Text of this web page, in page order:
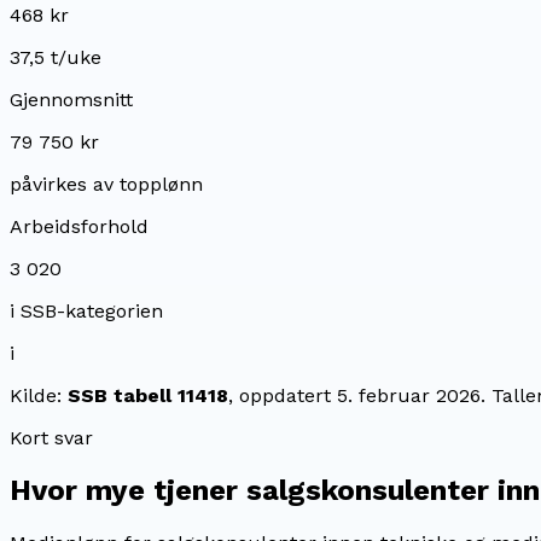
468 kr
37,5 t/uke
Gjennomsnitt
79 750 kr
påvirkes av topplønn
Arbeidsforhold
3 020
i SSB-kategorien
i
Kilde: SSB tabell 11418, oppdatert 5. februar 2026.
Kort svar
Hvor mye tjener salgskonsulenter